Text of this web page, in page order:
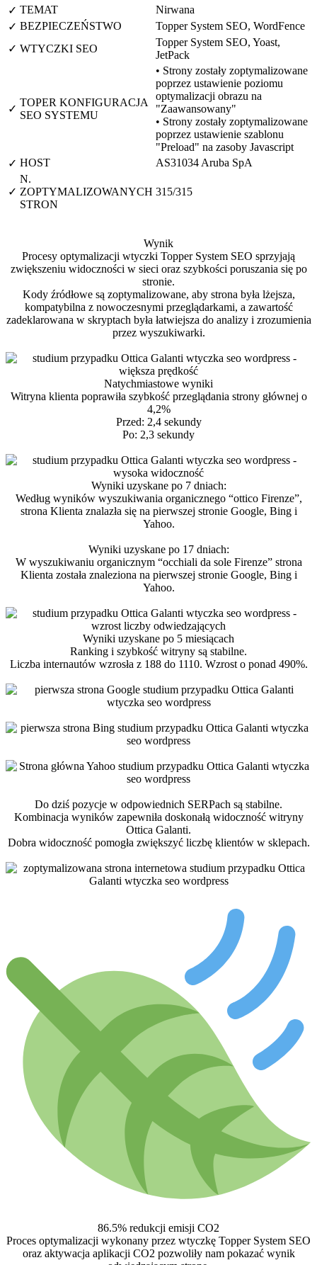
✓ TEMAT
Nirwana
✓ BEZPIECZEŃSTWO
Topper System SEO, WordFence
✓ WTYCZKI SEO
Topper System SEO, Yoast,
JetPack
✓
TOPER KONFIGURACJA
SEO SYSTEMU
• Strony zostały zoptymalizowane
poprzez ustawienie poziomu
optymalizacji obrazu na
"Zaawansowany"
• Strony zostały zoptymalizowane
poprzez ustawienie szablonu
"Preload" na zasoby Javascript
✓ HOST AS31034 Aruba SpA
✓
N.
ZOPTYMALIZOWANYCH
STRON
315/315
Wynik
Procesy optymalizacji wtyczki Topper System SEO sprzyjają
zwiększeniu widoczności w sieci oraz szybkości poruszania się po
stronie.
Kody źródłowe są zoptymalizowane, aby strona była lżejsza,
kompatybilna z nowoczesnymi przeglądarkami, a zawartość
zadeklarowana w skryptach była łatwiejsza do analizy i zrozumienia
przez wyszukiwarki.
Natychmiastowe wyniki
Witryna klienta poprawiła szybkość przeglądania strony głównej o
4,2%
Przed: 2,4 sekundy
Po: 2,3 sekundy
Wyniki uzyskane po 7 dniach:
Według wyników wyszukiwania organicznego “ottico Firenze”,
strona Klienta znalazła się na pierwszej stronie Google, Bing i
Yahoo.
Wyniki uzyskane po 17 dniach:
W wyszukiwaniu organicznym “occhiali da sole Firenze” strona
Klienta została znaleziona na pierwszej stronie Google, Bing i
Yahoo.
Wyniki uzyskane po 5 miesiącach
Ranking i szybkość witryny są stabilne.
Liczba internautów wzrosła z 188 do 1110. Wzrost o ponad 490%.
Do dziś pozycje w odpowiednich SERPach są stabilne.
Kombinacja wyników zapewniła doskonałą widoczność witryny
Ottica Galanti.
Dobra widoczność pomogła zwiększyć liczbę klientów w sklepach.
86.5% redukcji emisji CO2
Proces optymalizacji wykonany przez wtyczkę Topper System SEO
oraz aktywacja aplikacji CO2 pozwoliły nam pokazać wynik